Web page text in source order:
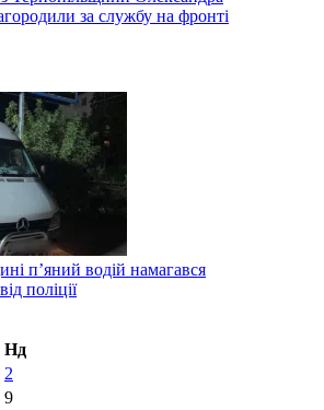
за службу на фронті
п’яний водій намагався
поліції
Нд
2
9